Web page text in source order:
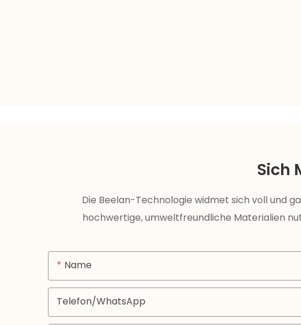
Sich
Die Beelan-Technologie widmet sich voll und
hochwertige, umweltfreundliche Materialien
Name
Telefon/WhatsApp